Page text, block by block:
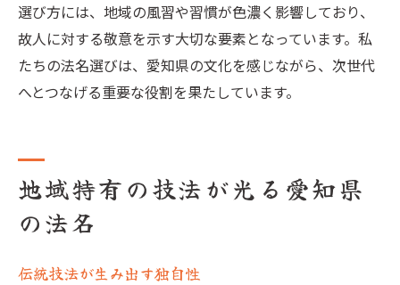
選び方には、地域の風習や習慣が色濃く影響しており、
故人に対する敬意を示す大切な要素となっています。私
たちの法名選びは、愛知県の文化を感じながら、次世代
へとつなげる重要な役割を果たしています。
地域特有の技法が光る愛知県
の法名
伝統技法が生み出す独自性